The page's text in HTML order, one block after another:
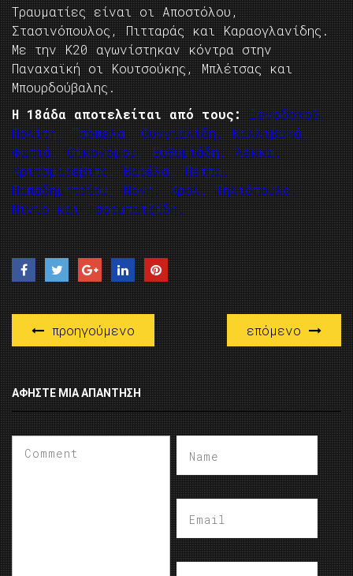
Τραυματίες είναι οι Αποστόλου,
Στασινόπουλος, Πιτταράς και Καραογλανίδης.
Με την Κ20 αγωνίστηκαν κόντρα στην
Παναχαϊκή οι Κουτσούκης, Μπλέτσας και
Μπουρδούβαλης.
Η 18άδα αποτελείται από τους:
Ξενοδόχοβ,
Πολίτη, Τσόπελα, Ουνγιαλίδη, Καλλιβωκά,
Φωτιά, Οικονόμου, Ευθυμιάδη, Λέκκα,
Κριτσμάρεβιτς, Βαρέλα, Πέττα,
Παπαδημητρίου, Νόνη, Κρολ, Τηλιόπουλο,
Νινιό και Τσορμπατζίδη.
προηγούμενο επόμενο
ΑΦΉΣΤΕ ΜΙΑ ΑΠΆΝΤΗΣΗ